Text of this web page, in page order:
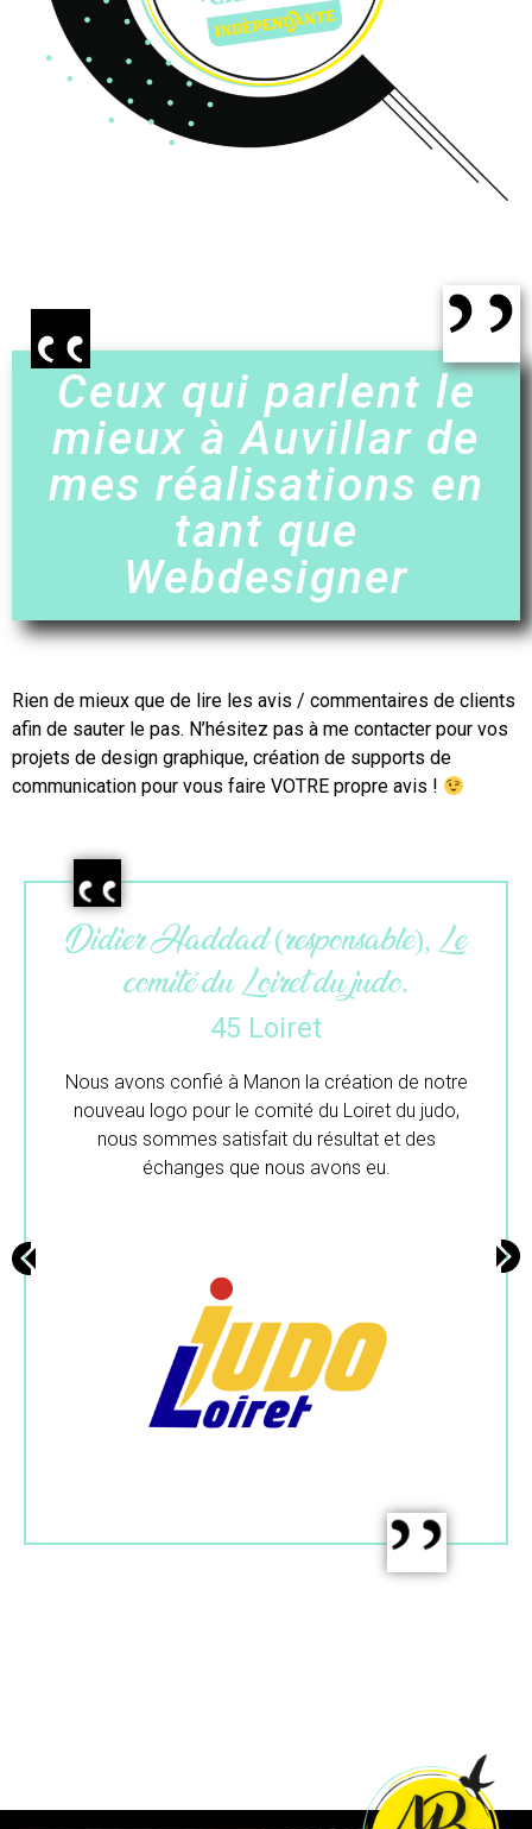
Ceux qui parlent le
mieux à Auvillar de
mes réalisations en
tant que
Webdesigner
Rien de mieux que de lire les avis / commentaires de clients
afin de sauter le pas. N’hésitez pas à me contacter pour vos
projets de design graphique, création de supports de
communication pour vous faire VOTRE propre avis !
Maëlle (gérante), L’atelier du
colibri.
33 Gironde
Merci beaucoup pour ton travail.